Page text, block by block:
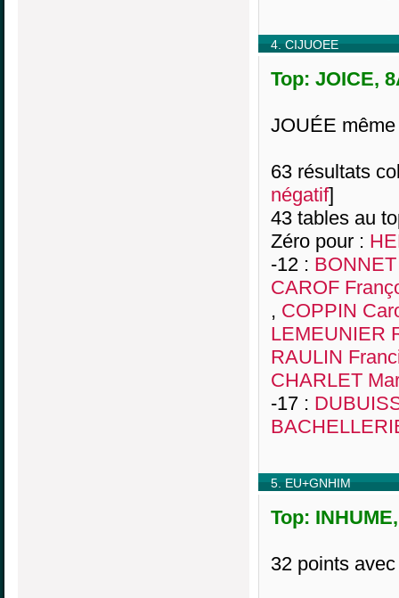
4. CIJUOEE
Top: JOICE,
JOUÉE
63 résultats
négatif]
43 tables au
Zéro pour :
-12 :
CAROF
, COPPIN
LEMEUNIER
RAULIN
CHARLET
-17 :
5. EU+GNHIM
Top:
32 points